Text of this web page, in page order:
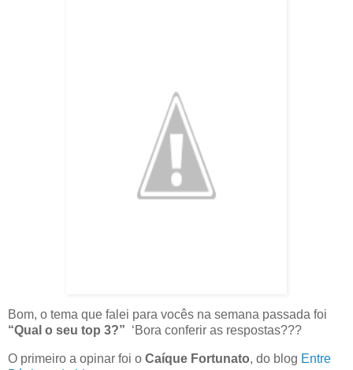
Bom, o tema que falei para vocês na semana passada foi
“Qual o seu top 3?” ‘Bora conferir as respostas???
O primeiro a opinar foi o Caíque Fortunato, do blog Entre